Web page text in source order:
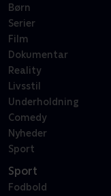
Børn
Serier
Film
Dokumentar
Reality
Livsstil
Underholdning
Comedy
Nyheder
Sport
Sport
Fodbold